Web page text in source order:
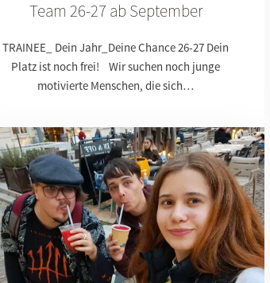
Team 26-27 ab September
TRAINEE_ Dein Jahr_Deine Chance 26-27 Dein
Platz ist noch frei! Wir suchen noch junge
motivierte Menschen, die sich…
09 - 12:00
9 - 12:00